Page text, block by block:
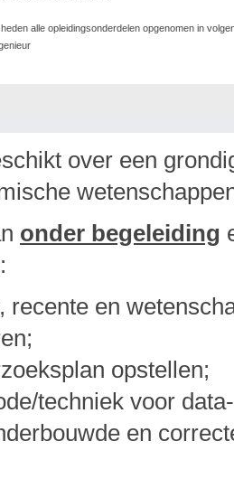
alle opleidingsonderdelen opgenomen in
over een
onder begeleiding
recente en
opstellen;
techniek voor
en